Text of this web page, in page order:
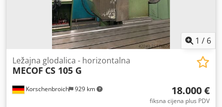
1 / 6
Korschenbroich 929 km
Ležajna glodalica - horizontalna
MECOF CS 105 G
18.000 €
fiksna cijena plus PDV